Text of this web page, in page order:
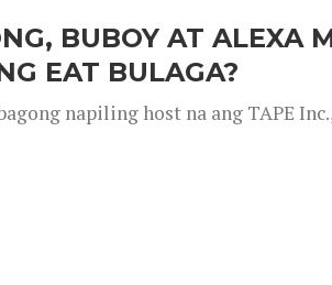
BUBOY AT ALEXA
EAT BULAGA?
napiling host na ang TAPE